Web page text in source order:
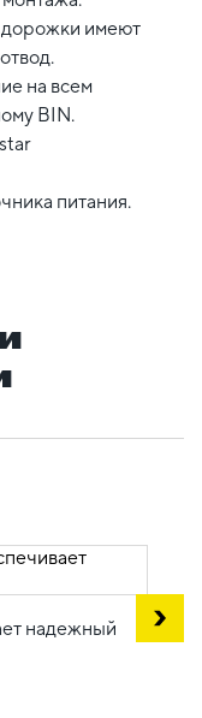
имеют
на всем
BIN.
питания.
надежный